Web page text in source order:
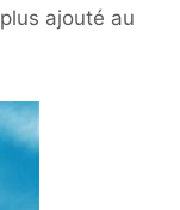
ajouté au